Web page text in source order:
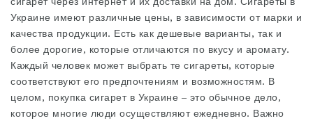
Украине имеют различные цены, в зависимости от марки и
качества продукции. Есть как дешевые варианты, так и
более дорогие, которые отличаются по вкусу и аромату.
Каждый человек может выбрать те сигареты, которые
соответствуют его предпочтениям и возможностям. В
целом, покупка сигарет в Украине – это обычное дело,
которое многие люди осуществляют ежедневно. Важно